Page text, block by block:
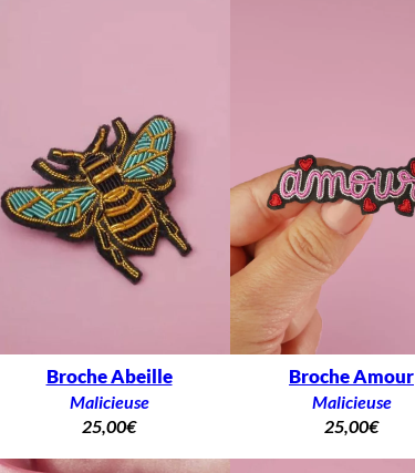
Broche Abeille
Malicieuse
25,00€
Broche Amour
Malicieuse
25,00€